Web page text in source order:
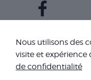
Nous utilisons des
visite et expérience
de confidentialité